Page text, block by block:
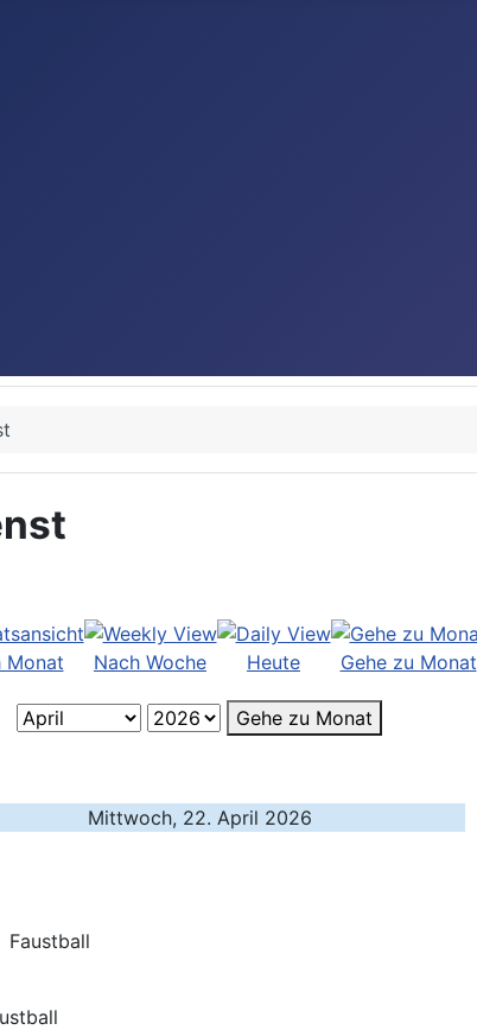
Monat Nach Woche Heute Gehe zu Monat
Gehe zu Monat
Mittwoch, 22. April 2026
Faustball